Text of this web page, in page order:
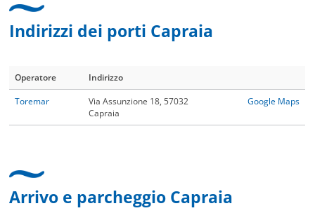
Indirizzi dei porti Capraia
Operatore Indirizzo
Toremar
Via Assunzione 18, 57032
Capraia
Google Maps
Arrivo e parcheggio Capraia